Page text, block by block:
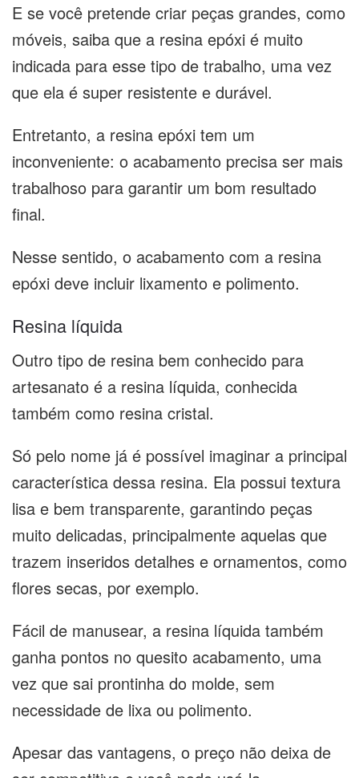
E se você pretende criar peças grandes, como
móveis, saiba que a resina epóxi é muito
indicada para esse tipo de trabalho, uma vez
que ela é super resistente e durável.
Entretanto, a resina epóxi tem um
inconveniente: o acabamento precisa ser mais
trabalhoso para garantir um bom resultado
final.
Nesse sentido, o acabamento com a resina
epóxi deve incluir lixamento e polimento.
Resina líquida
Outro tipo de resina bem conhecido para
artesanato é a resina líquida, conhecida
também como resina cristal.
Só pelo nome já é possível imaginar a principal
característica dessa resina. Ela possui textura
lisa e bem transparente, garantindo peças
muito delicadas, principalmente aquelas que
trazem inseridos detalhes e ornamentos, como
flores secas, por exemplo.
Fácil de manusear, a resina líquida também
ganha pontos no quesito acabamento, uma
vez que sai prontinha do molde, sem
necessidade de lixa ou polimento.
Apesar das vantagens, o preço não deixa de